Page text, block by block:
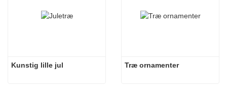
Kunstig lille jul Træ ornamenter